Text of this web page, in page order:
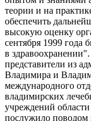
теории и на
обеспечить
высокую оценку
сентября 1999 года
в
представители из
Владимира и
международного
владимирских
учреждений
послужило поводом